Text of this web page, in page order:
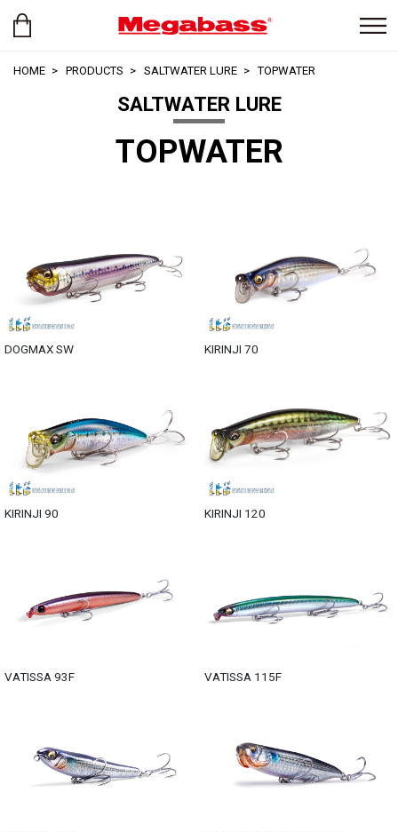
HOME PRODUCTS SALTWATER LURE TOPWATER
SALTWATER LURE
TOPWATER
DOGMAX SW KIRINJI 70
KIRINJI 90 KIRINJI 120
VATISSA 93F VATISSA 115F